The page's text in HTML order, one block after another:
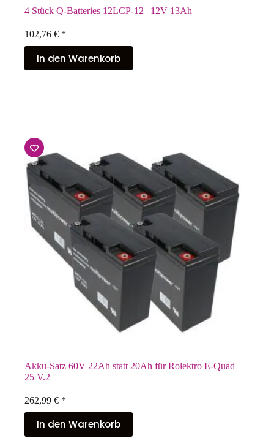
4 Stück Q-Batteries 12LCP-12 | 12V 13Ah
102,76 € *
In den Warenkorb
Akku-Satz 60V 22Ah statt 20Ah für Rolektro E-Quad
25 V.2
262,99 € *
In den Warenkorb